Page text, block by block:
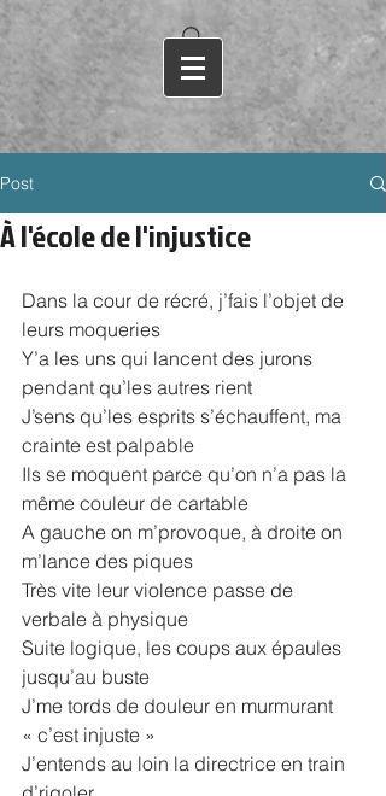
Post
À l'école de l'injustice
Dans la cour de récré, j’fais l’objet de
leurs moqueries
Y’a les uns qui lancent des jurons
pendant qu’les autres rient
J’sens qu’les esprits s’échauffent, ma
crainte est palpable
Ils se moquent parce qu’on n’a pas la
même couleur de cartable
A gauche on m’provoque, à droite on
m’lance des piques
Très vite leur violence passe de
verbale à physique
Suite logique, les coups aux épaules
jusqu’au buste
J’me tords de douleur en murmurant
« c’est injuste »
J’entends au loin la directrice en train